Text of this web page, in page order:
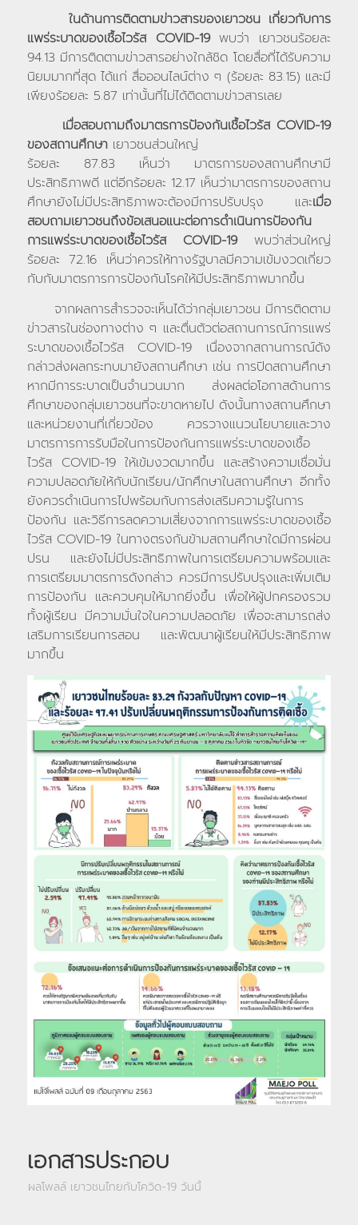
ในด้านการติดตามข่าวสารของเยาวชน เกี่ยวกับการ
แพร่ระบาดของเชื้อไวรัส COVID-19พบว่า เยาวชนร้อยละ
94.13 มีการติดตามข่าวสารอย่างใกล้ชิด โดยสื่อที่ได้รับความ
นิยมมากที่สุด ได้แก่ สื่อออนไลน์ต่าง ๆ (ร้อยละ 83.15) และมี
เพียงร้อยละ 5.87 เท่านั้นที่ไม่ได้ติดตามข่าวสารเลย
เมื่อสอบถามถึงมาตรการป้องกันเชื้อไวรัส COVID-19
ของสถานศึกษาเยาวชนส่วนใหญ่
ร้อยละ 87.83 เห็นว่า มาตรการของสถานศึกษามี
ประสิทธิภาพดี แต่อีกร้อยละ 12.17 เห็นว่ามาตรการของสถาน
ศึกษายังไม่มีประสิทธิภาพจะต้องมีการปรับปรุง และเมื่อ
สอบถามเยาวชนถึงข้อเสนอแนะต่อการดำเนินการป้องกัน
การแพร่ระบาดของเชื้อไวรัส COVID-19พบว่าส่วนใหญ่
ร้อยละ 72.16 เห็นว่าควรให้ทางรัฐบาลมีความเข้มงวดเกี่ยว
กับกับมาตรการการป้องกันโรคให้มีประสิทธิภาพมากขึ้น
จากผลการสำรวจจะเห็นได้ว่ากลุ่มเยาวชน มีการติดตาม
ข่าวสารในช่องทางต่าง ๆ และตื่นตัวต่อสถานการณ์การแพร่
ระบาดของเชื้อไวรัส COVID-19 เนื่องจากสถานการณ์ดัง
กล่าวส่งผลกระทบมายังสถานศึกษา เช่น การปิดสถานศึกษา
หากมีการระบาดเป็นจำนวนมาก ส่งผลต่อโอกาสด้านการ
ศึกษาของกลุ่มเยาวชนที่จะขาดหายไป ดังนั้นทางสถานศึกษา
และหน่วยงานที่เกี่ยวข้อง ควรวางแนวนโยบายและวาง
มาตรการการรับมือในการป้องกันการแพร่ระบาดของเชื้อ
ไวรัส COVID-19 ให้เข้มงวดมากขึ้น และสร้างความเชื่อมั่น
ความปลอดภัยให้กับนักเรียน/นักศึกษาในสถานศึกษา อีกทั้ง
ยังควรดำเนินการไปพร้อมกับการส่งเสริมความรู้ในการ
ป้องกัน และวิธีการลดความเสี่ยงจากการแพร่ระบาดของเชื้อ
ไวรัส COVID-19 ในทางตรงกันข้ามสถานศึกษาใดมีการผ่อน
ปรน และยังไม่มีประสิทธิภาพในการเตรียมความพร้อมและ
การเตรียมมาตรการดังกล่าว ควรมีการปรับปรุงและเพิ่มเติม
การป้องกัน และควบคุมให้มากยิ่งขึ้น เพื่อให้ผู้ปกครองรวม
ทั้งผู้เรียน มีความมั่นใจในความปลอดภัย เพื่อจะสามารถส่ง
เสริมการเรียนการสอน และพัฒนาผู้เรียนให้มีประสิทธิภาพ
มากขึ้น
เอกสารประกอบ
ผลโพลล์ เยาวชนไทยกับโควิด-19 วันนี้